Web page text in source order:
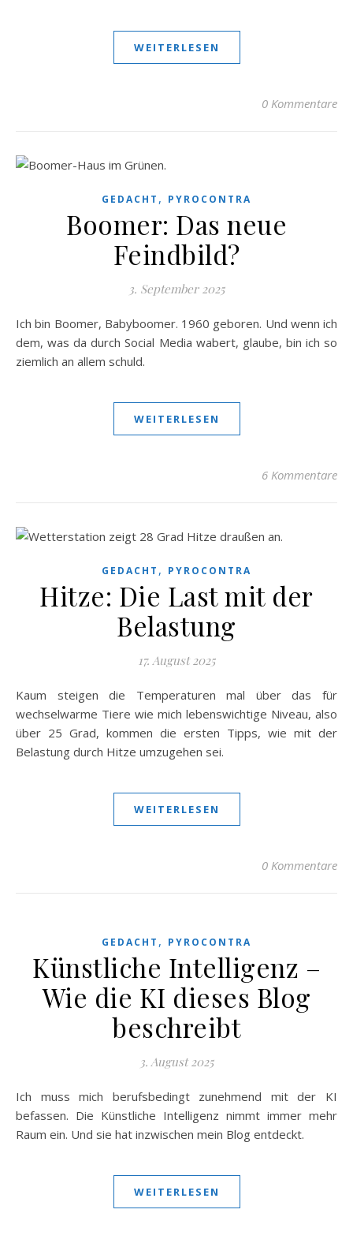
WEITERLESEN
0 Kommentare
GEDACHT , PYROCONTRA
Boomer: Das neue
Feindbild?
3. September 2025
Ich bin Boomer, Babyboomer. 1960 geboren. Und wenn ich
dem, was da durch Social Media wabert, glaube, bin ich so
ziemlich an allem schuld.
WEITERLESEN
6 Kommentare
GEDACHT , PYROCONTRA
Hitze: Die Last mit der
Belastung
17. August 2025
Kaum steigen die Temperaturen mal über das für
wechselwarme Tiere wie mich lebenswichtige Niveau, also
über 25 Grad, kommen die ersten Tipps, wie mit der
Belastung durch Hitze umzugehen sei.
WEITERLESEN
0 Kommentare
GEDACHT , PYROCONTRA
Künstliche Intelligenz –
Wie die KI dieses Blog
beschreibt
3. August 2025
Ich muss mich berufsbedingt zunehmend mit der KI
befassen. Die Künstliche Intelligenz nimmt immer mehr
Raum ein. Und sie hat inzwischen mein Blog entdeckt.
WEITERLESEN